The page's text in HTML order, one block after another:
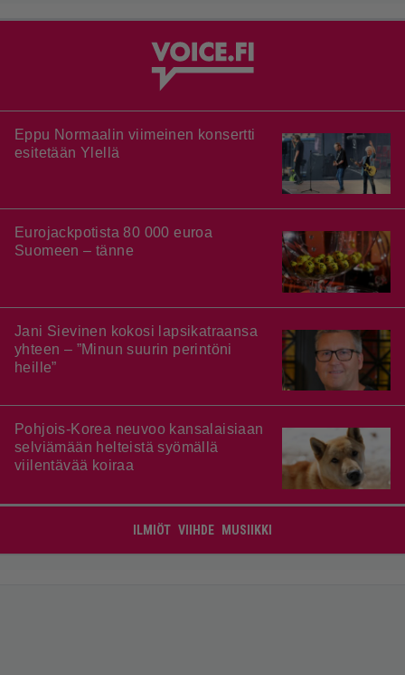
Eppu Normaalin viimeinen konsertti
esitetään Ylellä
Eurojackpotista 80 000 euroa
Suomeen – tänne
Jani Sievinen kokosi lapsikatraansa
yhteen – ”Minun suurin perintöni
heille”
Pohjois-Korea neuvoo kansalaisiaan
selviämään helteistä syömällä
viilentävää koiraa
ILMIÖT VIIHDE MUSIIKKI